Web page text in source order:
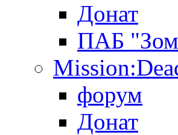
Донат
ПАБ
форум
Донат